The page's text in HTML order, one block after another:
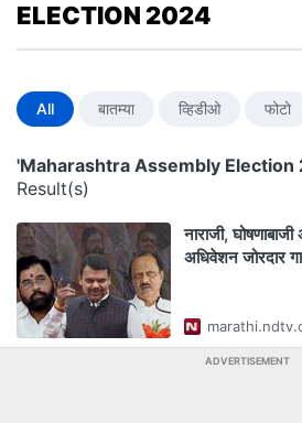
ELECTION 2024
All बातम्या व्हिडीओ फोटो
'Maharashtra Assembly Election
Result(s)
नाराजी,
अधिवेशन जोरदार
ADVERTISEMENT